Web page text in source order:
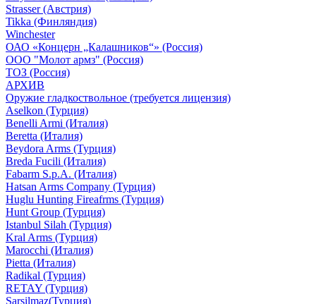
Strasser (Австрия)
Tikka (Финляндия)
Winchester
ОАО «Концерн „Калашников“» (Россия)
ООО "Молот армз" (Россия)
ТОЗ (Россия)
АРХИВ
Оружие гладкоствольное (требуется лицензия)
Aselkon (Турция)
Benelli Armi (Италия)
Beretta (Италия)
Beydora Arms (Турция)
Breda Fucili (Италия)
Fabarm S.p.A. (Италия)
Hatsan Arms Company (Турция)
Huglu Hunting Fireafrms (Турция)
Hunt Group (Турция)
Istanbul Silah (Турция)
Kral Arms (Турция)
Marocchi (Италия)
Pietta (Италия)
Radikal (Турция)
RETAY (Турция)
Sarsilmaz(Турция)